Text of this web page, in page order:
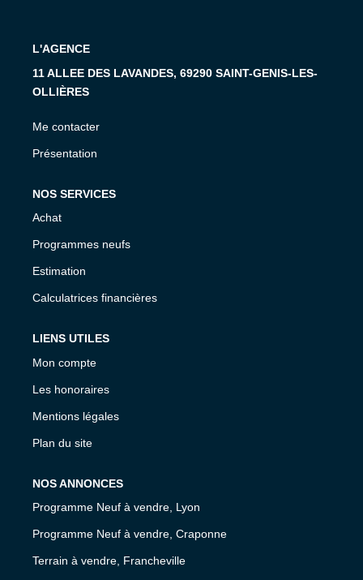
L'AGENCE
11 ALLEE DES LAVANDES, 69290 SAINT-GENIS-LES-
OLLIÈRES
Me contacter
Présentation
NOS SERVICES
Achat
Programmes neufs
Estimation
Calculatrices financières
LIENS UTILES
Mon compte
Les honoraires
Mentions légales
Plan du site
NOS ANNONCES
Programme Neuf à vendre, Lyon
Programme Neuf à vendre, Craponne
Terrain à vendre, Francheville